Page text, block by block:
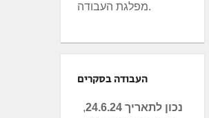
מפלגת העבודה.
העבודה בסקרים
נכון לתאריך 24.6.24
,